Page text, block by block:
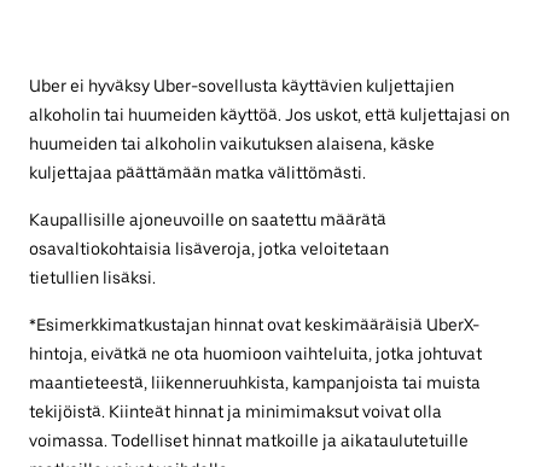
Uber ei hyväksy Uber-sovellusta käyttävien kuljettajien
alkoholin tai huumeiden käyttöä. Jos uskot, että kuljettajasi on
huumeiden tai alkoholin vaikutuksen alaisena, käske
kuljettajaa päättämään matka välittömästi.
Kaupallisille ajoneuvoille on saatettu määrätä
osavaltiokohtaisia lisäveroja, jotka veloitetaan
tietullien lisäksi.
*Esimerkkimatkustajan hinnat ovat keskimääräisiä UberX-
hintoja, eivätkä ne ota huomioon vaihteluita, jotka johtuvat
maantieteestä, liikenneruuhkista, kampanjoista tai muista
tekijöistä. Kiinteät hinnat ja minimimaksut voivat olla
voimassa. Todelliset hinnat matkoille ja aikataulutetuille